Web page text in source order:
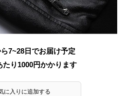
7~28日でお届け予定
たり 1000円かかります
に入りに追加する